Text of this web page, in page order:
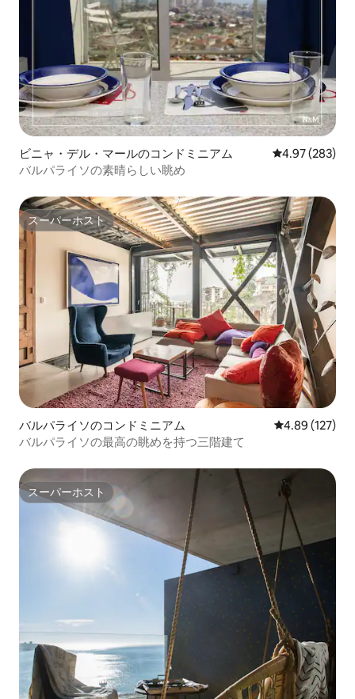
ビニャ・デル・マールのコンドミニアム レビュー283
4.97 (283)
バルパライソの素晴らしい眺め
スーパーホスト
スーパーホスト
バルパライソのコンドミニアム レビュー127
4.89 (127)
バルパライソの最高の眺めを持つ三階建て
スーパーホスト
スーパーホスト